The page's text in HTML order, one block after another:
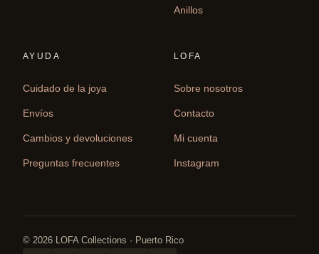
Anillos
AYUDA
Cuidado de la joya
Envíos
Cambios y devoluciones
Preguntas frecuentes
LOFA
Sobre nosotros
Contacto
Mi cuenta
Instagram
© 2026 LOFA Collections · Puerto Rico